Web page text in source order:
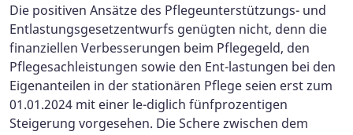
Die positiven Ansätze des Pflegeunterstützungs- und
Entlastungsgesetzentwurfs genügten nicht, denn die
finanziellen Verbesserungen beim Pflegegeld, den
Pflegesachleistungen sowie den Ent-lastungen bei den
Eigenanteilen in der stationären Pflege seien erst zum
01.01.2024 mit einer le-diglich fünfprozentigen
Steigerung vorgesehen. Die Schere zwischen dem